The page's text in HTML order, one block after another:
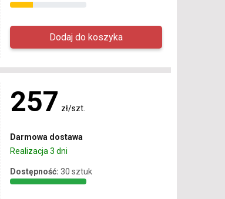
257 zł/szt.
Darmowa dostawa
Realizacja 3 dni
Dostępność: 30 sztuk